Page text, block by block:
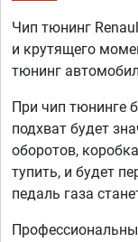
Чип тюнинг
и крутящего
тюнинг
При чип тюнинге
подхват будет
оборотов,
тупить, и будет
педаль газа